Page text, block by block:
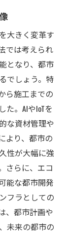
大きく変革す
では考えられ
となり、都市
でしょう。特
ら施工までの
。AIやIoTを
な資材管理や
より、都市の
性が大幅に強
さらに、エコ
能な都市開発
フラとしての
、都市計画や
未来の都市の